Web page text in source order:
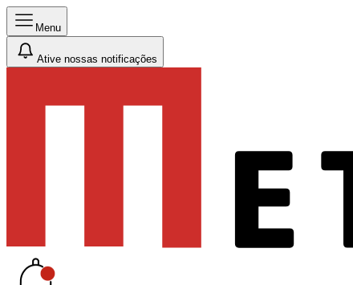
Menu
Ative nossas notificações